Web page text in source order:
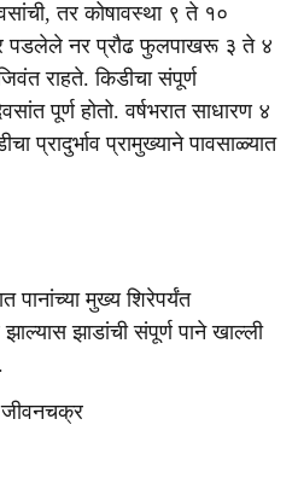
तर कोषावस्था ९ ते १०
पडलेले नर प्रौढ फुलपाखरू ३ ते ४
राहते. किडीचा संपूर्ण
पूर्ण होतो. वर्षभरात साधारण ४
प्रादुर्भाव प्रामुख्याने पावसाळ्यात
पानांच्या मुख्य शिरेपर्यंत
झाडांची संपूर्ण पाने खाल्ली
जीवनचक्र